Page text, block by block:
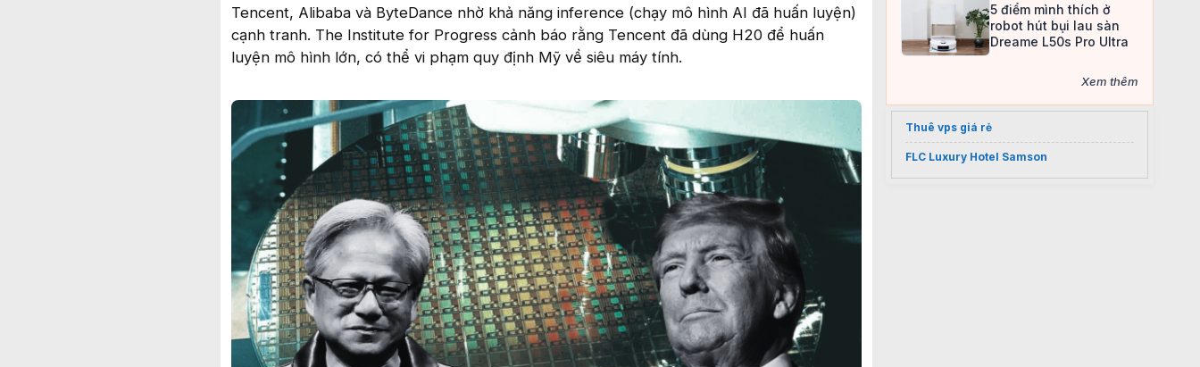
Tencent, Alibaba và ByteDance nhờ khả năng inference (chạy mô hình AI đã huấn luyện)
cạnh tranh. The Institute for Progress cảnh báo rằng Tencent đã dùng H20 để huấn
luyện mô hình lớn, có thể vi phạm quy định Mỹ về siêu máy tính.
5 điểm mình thích ở
robot hút bụi lau sàn
Dreame L50s Pro Ultra
Xem thêm
Thuê vps giá rẻ
FLC Luxury Hotel Samson